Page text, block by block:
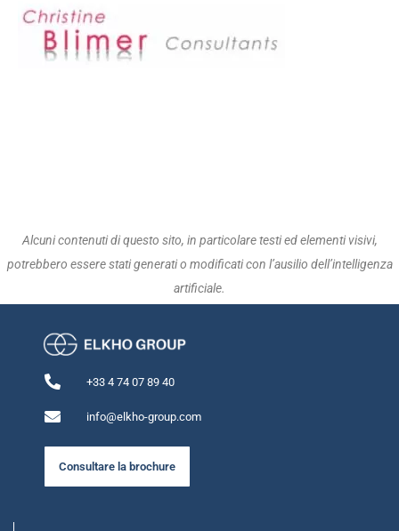
Alcuni contenuti di questo sito, in particolare testi ed elementi visivi,
potrebbero essere stati generati o modificati con l’ausilio dell’intelligenza
artificiale.
+33 4 74 07 89 40
info@elkho-group.com
Consultare la brochure